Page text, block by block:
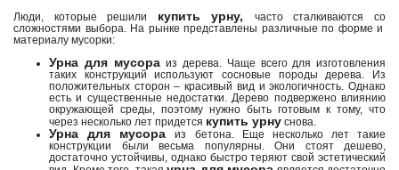
Люди, которые решили купить урну, часто сталкиваются со
сложностями выбора. На рынке представлены различные по форме и
материалу мусорки:
Урна для мусораиз дерева. Чаще всего для изготовления
таких конструкций используют сосновые породы дерева. Из
положительных сторон – красивый вид и экологичность. Однако
есть и существенные недостатки. Дерево подвержено влиянию
окружающей среды, поэтому нужно быть готовым к тому, что
через несколько лет придется купить урну снова.
Урна для мусораиз бетона. Еще несколько лет такие
конструкции были весьма популярны. Они стоят дешево,
достаточно устойчивы, однако быстро теряют свой эстетический